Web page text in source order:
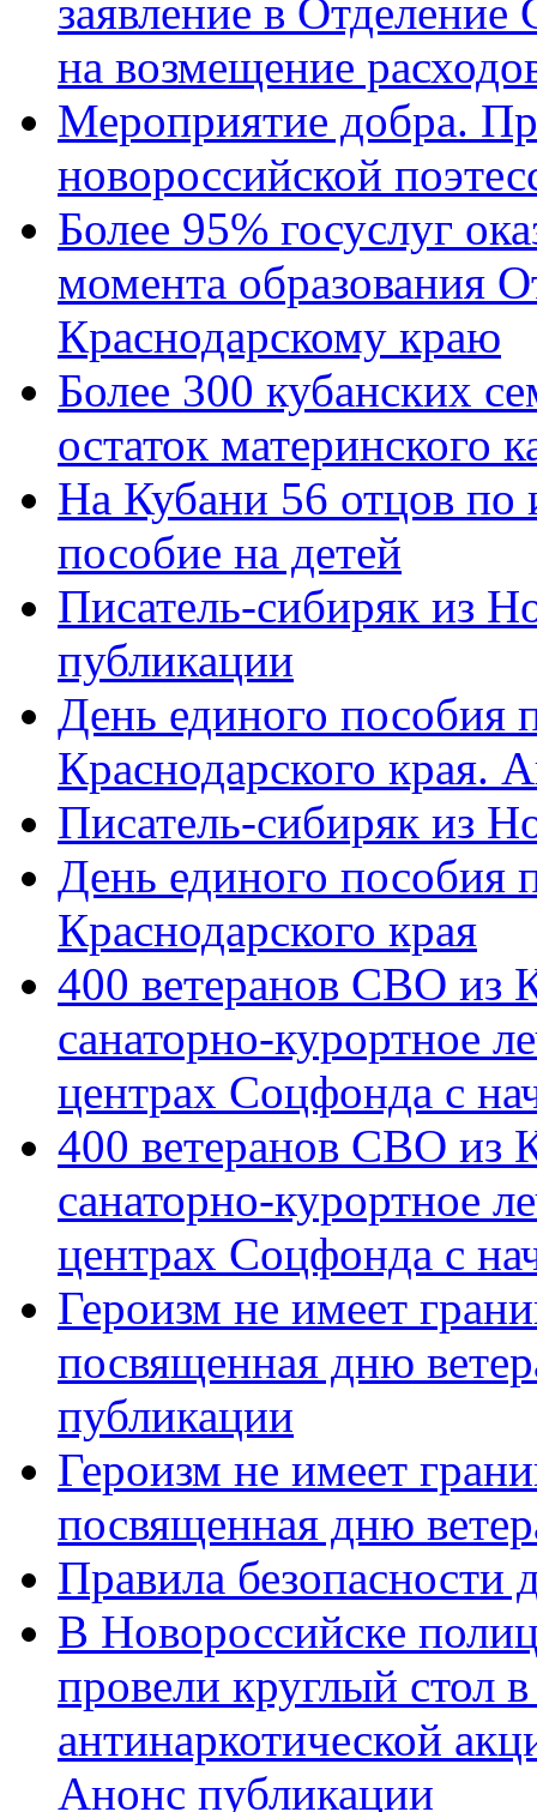
заявление в
на возмещение
Мероприятие добра.
новороссийской
Более 95% госуслуг
момента образования
Краснодарскому краю
Более 300 кубанских
остаток материнского
На Кубани 56 отцов по
пособие на детей
Писатель-сибиряк из
публикации
День единого пособия
Краснодарского края.
Писатель-сибиряк из
День единого пособия
Краснодарского края
400 ветеранов СВО из
санаторно-курортное
центрах Соцфонда с
400 ветеранов СВО из
санаторно-курортное
центрах Соцфонда с
Героизм не имеет
посвященная дню
публикации
Героизм не имеет
посвященная дню
Правила безопасности
В Новороссийске
провели круглый стол
антинаркотической
Анонс публикации